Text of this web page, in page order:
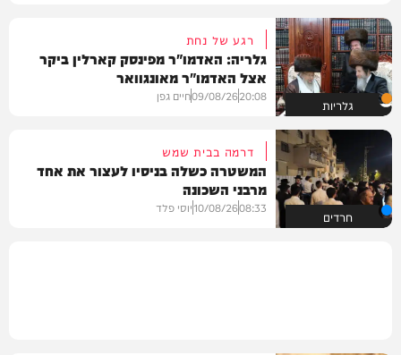
גלריות
רגע של נחת
גלריה: האדמו"ר מפינסק קארלין ביקר
אצל האדמו"ר מאונגוואר
20:08
09/08/26חיים גפן
חרדים
דרמה בבית שמש
המשטרה כשלה בניסיו לעצור את אחד
מרבני השכונה
08:33
10/08/26יוסי פלד